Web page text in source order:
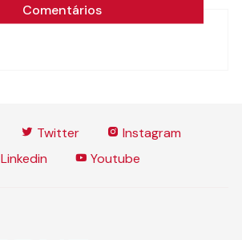
Comentários
Twitter
Instagram
Linkedin
Youtube